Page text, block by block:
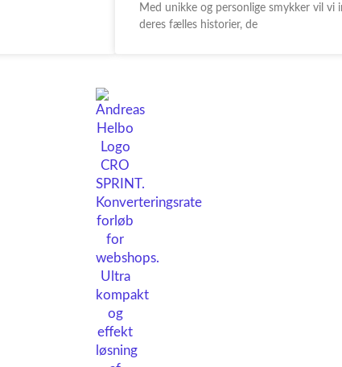
Med unikke og personlige smykker vil
deres fælles historier, de